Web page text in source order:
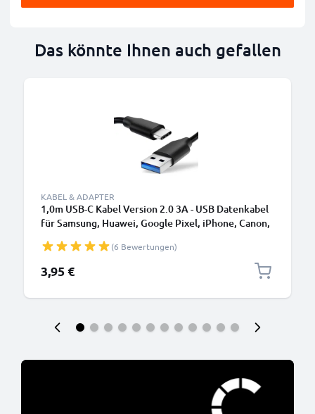
Das könnte Ihnen auch gefallen
KABEL & ADAPTER
1,0m USB-C Kabel Version 2.0 3A - USB Datenkabel
für Samsung, Huawei, Google Pixel, iPhone, Canon,
(6 Bewertungen)
3,95 €